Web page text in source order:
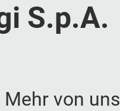
S.p.A.
Mehr von uns